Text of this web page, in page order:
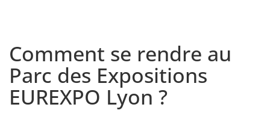
Comment se rendre au
Parc des Expositions
EUREXPO Lyon ?